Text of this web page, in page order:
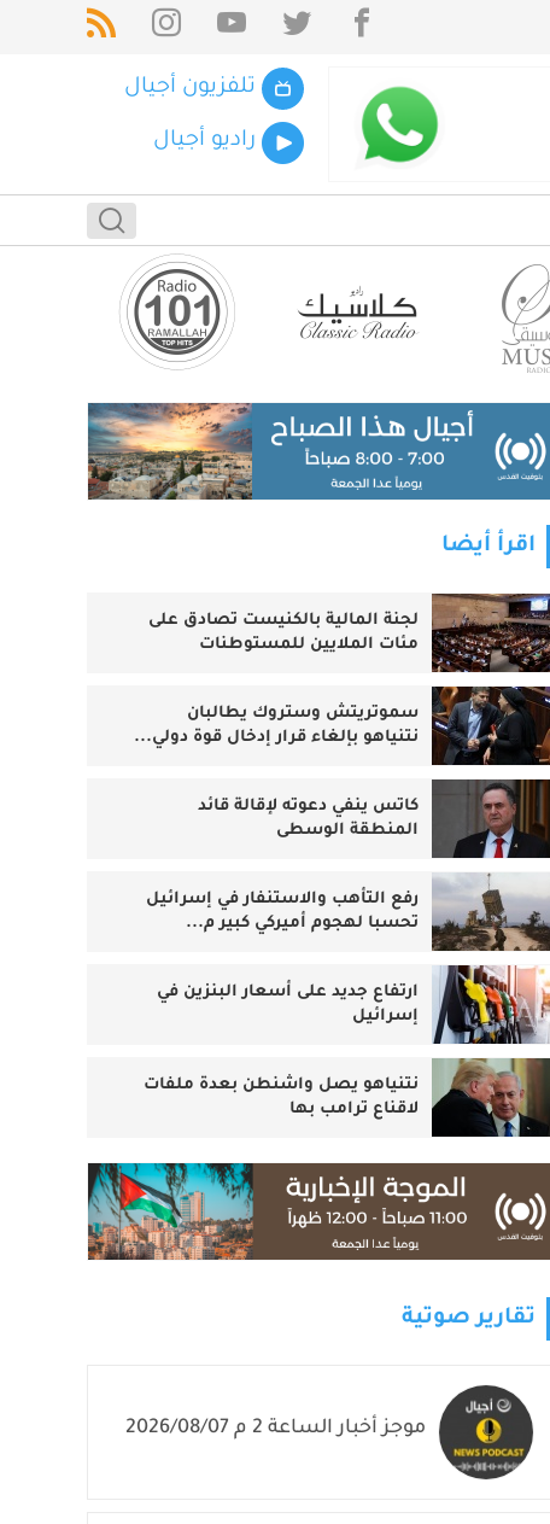
تلفزيون أجيال
راديو أجيال
اقرأ أيضا
لجنة المالية بالكنيست تصادق على
مئات الملايين للمستوطنات
سموتريتش وستروك يطالبان
نتنياهو بإلغاء قرار إدخال قوة دولي...
كاتس ينفي دعوته لإقالة قائد
المنطقة الوسطى
رفع التأهب والاستنفار في إسرائيل
تحسبا لهجوم أميركي كبير م...
ارتفاع جديد على أسعار البنزين في
إسرائيل
نتنياهو يصل واشنطن بعدة ملفات
لاقناع ترامب بها
تقارير صوتية
موجز أخبار الساعة 2 م 2026/08/07